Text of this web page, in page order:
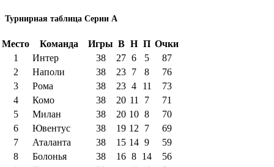
Турнирная таблица Серии А
Место Команда Игры В Н П Очки
1
Интер 38 27 6 5
87
2
Наполи 38 23 7 8
76
3
Рома 38 23 4 11
73
4
Комо 38 20 11 7
71
5
Милан 38 20 10 8
70
6
Ювентус 38 19 12 7
69
7
Аталанта 38 15 14 9
59
8
Болонья 38 16 8 14
56